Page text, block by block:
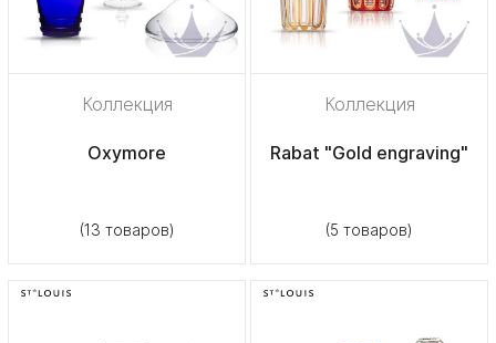
Коллекция
Oxymore
(13 товаров)
Коллекция
Rabat "Gold engraving"
(5 товаров)